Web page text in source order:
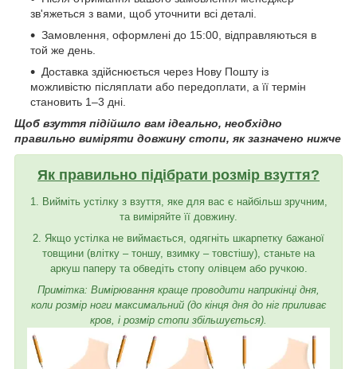
зв'яжеться з вами, щоб уточнити всі деталі.
Замовлення, оформлені до 15:00, відправляються в
той же день.
Доставка здійснюється через Нову Пошту із
можливістю післяплати або передоплати, а її термін
становить 1–3 дні.
Щоб взуття підійшло вам ідеально, необхідно
правильно виміряти довжину стопи, як зазначено нижче
Як правильно підібрати розмір взуття?
1. Вийміть устілку з взуття, яке для вас є найбільш зручним,
та виміряйте її довжину.
2. Якщо устілка не виймається, одягніть шкарпетку бажаної
товщини (влітку – тоншу, взимку – товстішу), станьте на
аркуш паперу та обведіть стопу олівцем або ручкою.
Примітка: Вимірювання краще проводити наприкінці дня,
коли розмір ноги максимальний (до кінця дня до ніг приливає
кров, і розмір стопи збільшується).